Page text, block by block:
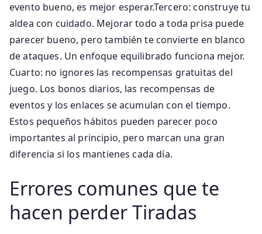
evento bueno, es mejor esperar.Tercero: construye tu
aldea con cuidado. Mejorar todo a toda prisa puede
parecer bueno, pero también te convierte en blanco
de ataques. Un enfoque equilibrado funciona mejor.
Cuarto: no ignores las recompensas gratuitas del
juego. Los bonos diarios, las recompensas de
eventos y los enlaces se acumulan con el tiempo.
Estos pequeños hábitos pueden parecer poco
importantes al principio, pero marcan una gran
diferencia si los mantienes cada día.
Errores comunes que te
hacen perder Tiradas